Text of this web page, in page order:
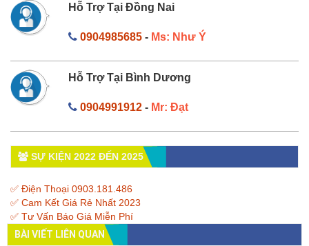
Hỗ Trợ Tại Đồng Nai
0904985685- Ms: Như Ý
Hỗ Trợ Tại Bình Dương
0904991912- Mr: Đạt
SỰ KIỆN 2022 ĐẾN 2025
✅ Điện Thoại 0903.181.486
✅ Cam Kết Giá Rẻ Nhất 2023
✅ Tư Vấn Báo Giá Miễn Phí
BÀI VIẾT LIÊN QUAN